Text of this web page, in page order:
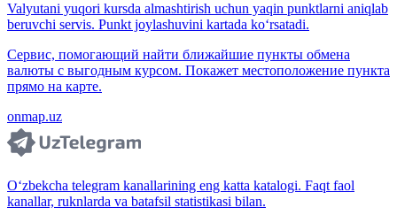
Valyutani yuqori kursda almashtirish uchun yaqin punktlarni aniqlab
beruvchi servis. Punkt joylashuvini kartada ko‘rsatadi.
Сервис, помогающий найти ближайшие пункты обмена
валюты с выгодным курсом. Покажет местоположение пункта
прямо на карте.
onmap.uz
O‘zbekcha telegram kanallarining eng katta katalogi. Faqt faol
kanallar, ruknlarda va batafsil statistikasi bilan.